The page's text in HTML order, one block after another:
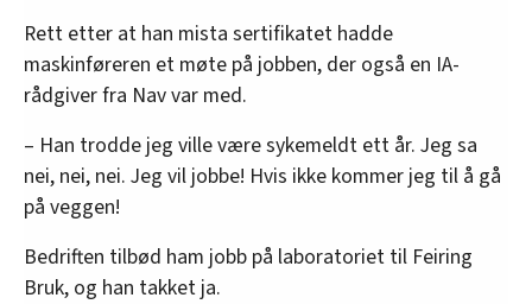
Rett etter at han mista sertifikatet hadde
maskinføreren et møte på jobben, der også en IA-
rådgiver fra Nav var med.
– Han trodde jeg ville være sykemeldt ett år. Jeg sa
nei, nei, nei. Jeg vil jobbe! Hvis ikke kommer jeg til å gå
på veggen!
Bedriften tilbød ham jobb på laboratoriet til Feiring
Bruk, og han takket ja.